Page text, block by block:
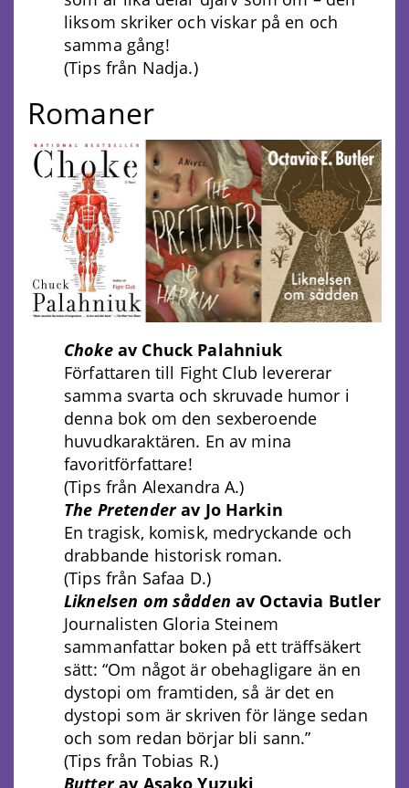
liksom skriker och viskar på en och
samma gång!
(Tips från Nadja.)
Romaner
Choke av Chuck Palahniuk
Författaren till Fight Club levererar
samma svarta och skruvade humor i
denna bok om den sexberoende
huvudkaraktären. En av mina
favoritförfattare!
(Tips från Alexandra A.)
The Pretenderav Jo Harkin
En tragisk, komisk, medryckande och
drabbande historisk roman.
(Tips från Safaa D.)
Liknelsen om sådden av Octavia Butler
Journalisten Gloria Steinem
sammanfattar boken på ett träffsäkert
sätt: “Om något är obehagligare än en
dystopi om framtiden, så är det en
dystopi som är skriven för länge sedan
och som redan börjar bli sann.”
(Tips från Tobias R.)
Butterav Asako Yuzuki